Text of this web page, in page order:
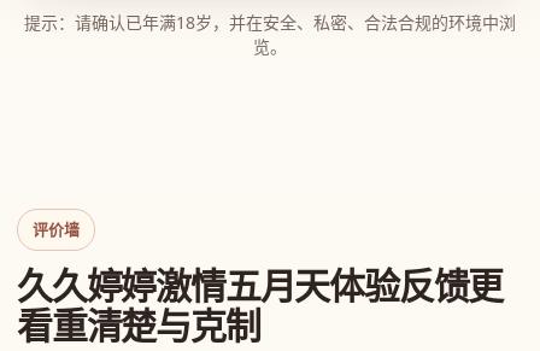
提示：请确认已年满18岁，并在安全、私密、合法合规的环境中浏
览。
评价墙
久久婷婷激情五月天体验反馈更
看重清楚与克制